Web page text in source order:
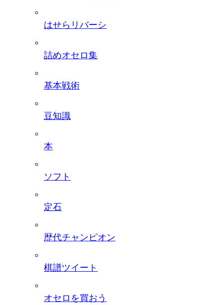
はせらリバーシ
詰めオセロ集
基本戦術
豆知識
本
ソフト
定石
歴代チャンピオン
棋譜ツイート
オセロを買おう